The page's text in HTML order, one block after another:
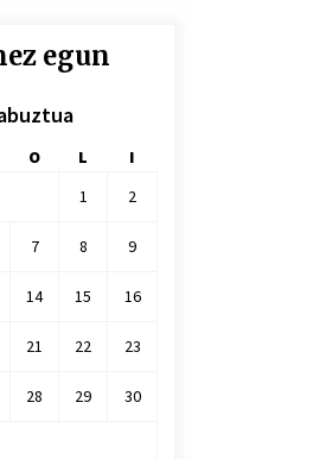
egun
O L
I
1
2
7 8 9
14 15 16
21 22 23
28 29 30